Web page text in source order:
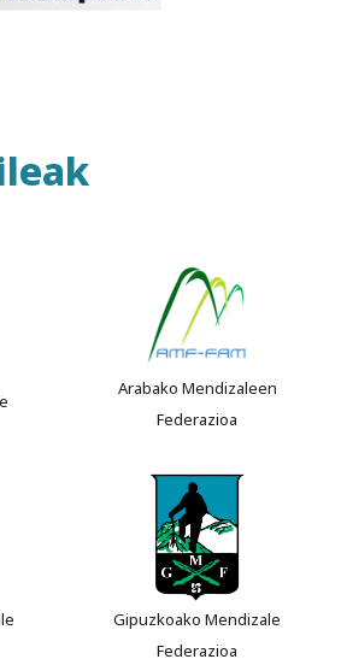
Arabako Mendizaleen
Federazioa
Gipuzkoako Mendizale
Federazioa